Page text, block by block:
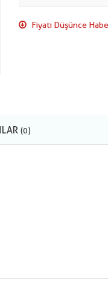
Fiyatı Düşünce
(0)